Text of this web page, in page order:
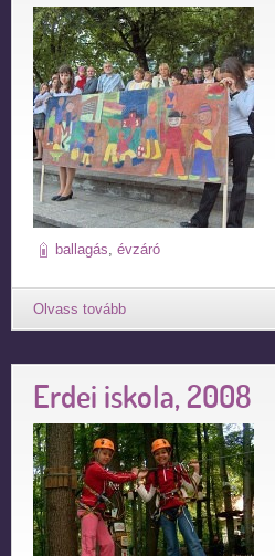
ballagás évzáró
Erdei iskola, 2008